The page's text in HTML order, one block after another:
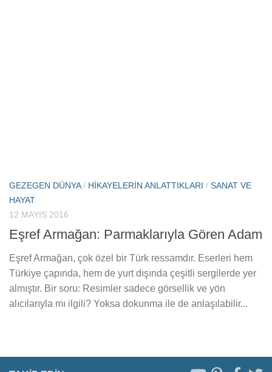
GEZEGEN DÜNYA/ HIKAYELERIN ANLATTIKLARI / SANAT VE
HAYAT
12 MAYIS 2016
Eşref Armağan: Parmaklarıyla Gören Adam
Eşref Armağan, çok özel bir Türk ressamdır. Eserleri hem
Türkiye çapında, hem de yurt dışında çeşitli sergilerde yer
almıştır. Bir soru: Resimler sadece görsellik ve yön
alıcılarıyla mı ilgili? Yoksa dokunma ile de anlaşılabilir...